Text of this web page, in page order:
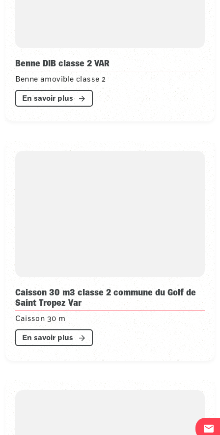
Benne DIB classe 2 VAR
Benne amovible classe 2
En savoir plus
Caisson 30 m3 classe 2 commune du Golf de
Saint Tropez Var
Caisson 30 m
En savoir plus
mail